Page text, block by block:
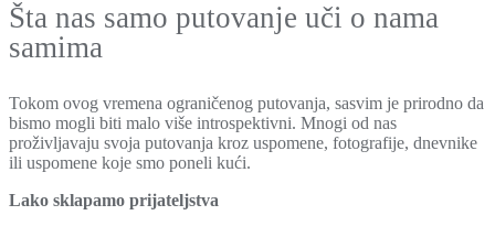
Šta nas samo putovanje uči o nama
samima
Tokom ovog vremena ograničenog putovanja, sasvim je prirodno da
bismo mogli biti malo više introspektivni. Mnogi od nas
proživljavaju svoja putovanja kroz uspomene, fotografije, dnevnike
ili uspomene koje smo poneli kući.
Lako sklapamo prijateljstva